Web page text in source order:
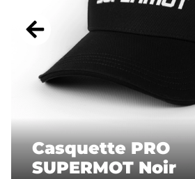
CADEAUX
SUPERMOT
Casquette PRO
SUPERMOT Noir